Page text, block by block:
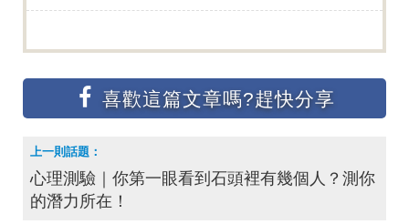
心理測驗｜你第一眼看到石頭裡有幾個人？測你
的潛力所在！